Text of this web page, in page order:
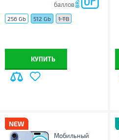
баллов
256 Gb 512 Gb 1 TB
КУПИТЬ
Мобильный